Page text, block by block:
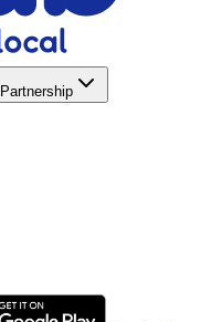
Partnership